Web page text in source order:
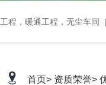
程，暖通工程，无尘车间
首页> 资质荣誉>